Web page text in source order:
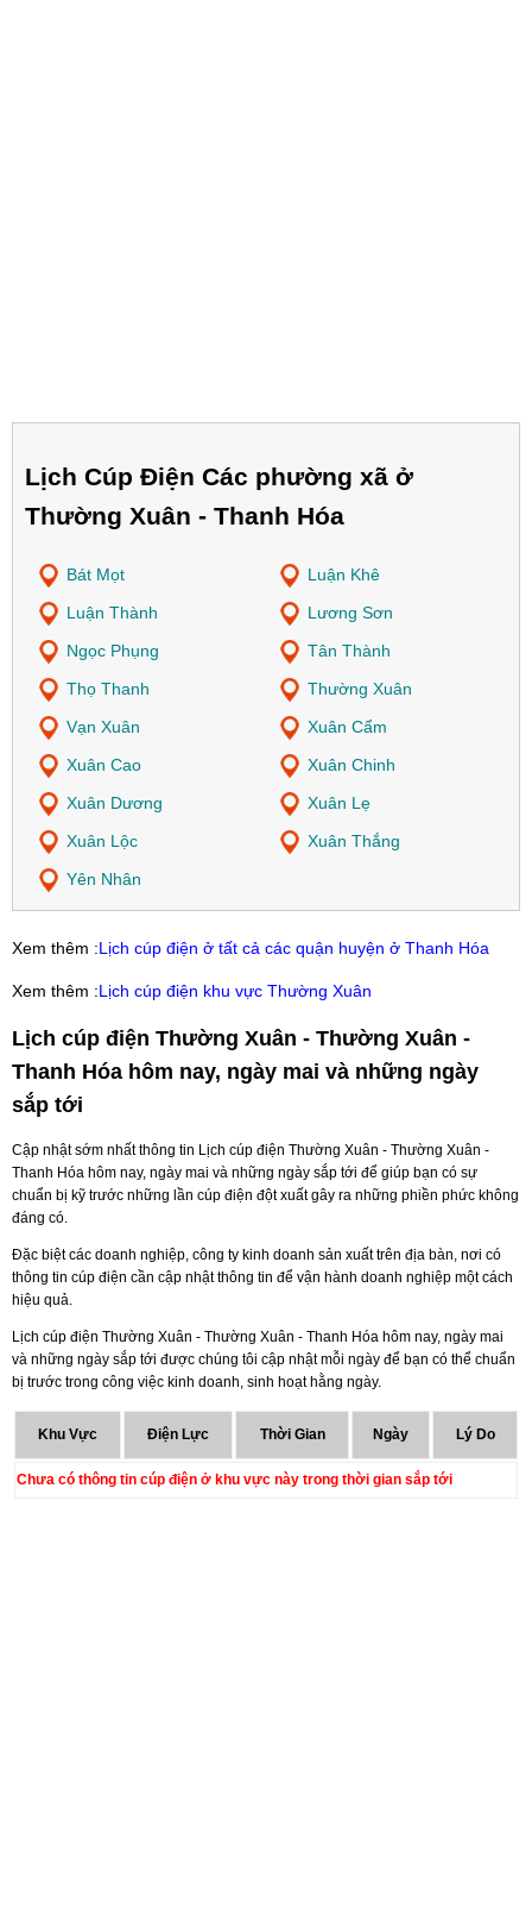
Lịch Cúp Điện Các phường xã ở
Thường Xuân - Thanh Hóa
Bát Mọt
Luận Khê
Luận Thành
Lương Sơn
Ngọc Phụng
Tân Thành
Thọ Thanh
Thường Xuân
Vạn Xuân
Xuân Cẩm
Xuân Cao
Xuân Chinh
Xuân Dương
Xuân Lẹ
Xuân Lộc
Xuân Thắng
Yên Nhân
Xem thêm :Lịch cúp điện ở tất cả các quận huyện ở Thanh Hóa
Xem thêm :Lịch cúp điện khu vực Thường Xuân
Lịch cúp điện Thường Xuân - Thường Xuân -
Thanh Hóa hôm nay, ngày mai và những ngày
sắp tới
Cập nhật sớm nhất thông tin Lịch cúp điện Thường Xuân - Thường Xuân -
Thanh Hóa hôm nay, ngày mai và những ngày sắp tới để giúp bạn có sự
chuẩn bị kỹ trước những lần cúp điện đột xuất gây ra những phiền phức không
đáng có.
Đặc biệt các doanh nghiệp, công ty kinh doanh sản xuất trên địa bàn, nơi có
thông tin cúp điện cần cập nhật thông tin để vận hành doanh nghiệp một cách
hiệu quả.
Lịch cúp điện Thường Xuân - Thường Xuân - Thanh Hóa hôm nay, ngày mai
và những ngày sắp tới được chúng tôi cập nhật mỗi ngày để bạn có thể chuẩn
bị trước trong công việc kinh doanh, sinh hoạt hằng ngày.
Khu Vực Điện Lực Thời Gian Ngày Lý Do
Chưa có thông tin cúp điện ở khu vực này trong thời gian sắp tới